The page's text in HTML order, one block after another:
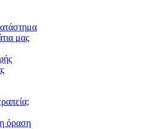
μας
όραση